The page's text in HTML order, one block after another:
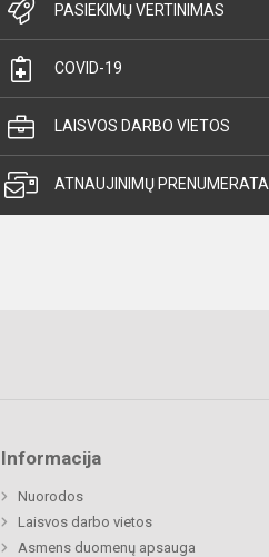
PASIEKIMŲ VERTINIMAS
COVID-19
LAISVOS DARBO VIETOS
ATNAUJINIMŲ PRENUMERATA
Informacija
Nuorodos
Laisvos darbo vietos
Asmens duomenų apsauga